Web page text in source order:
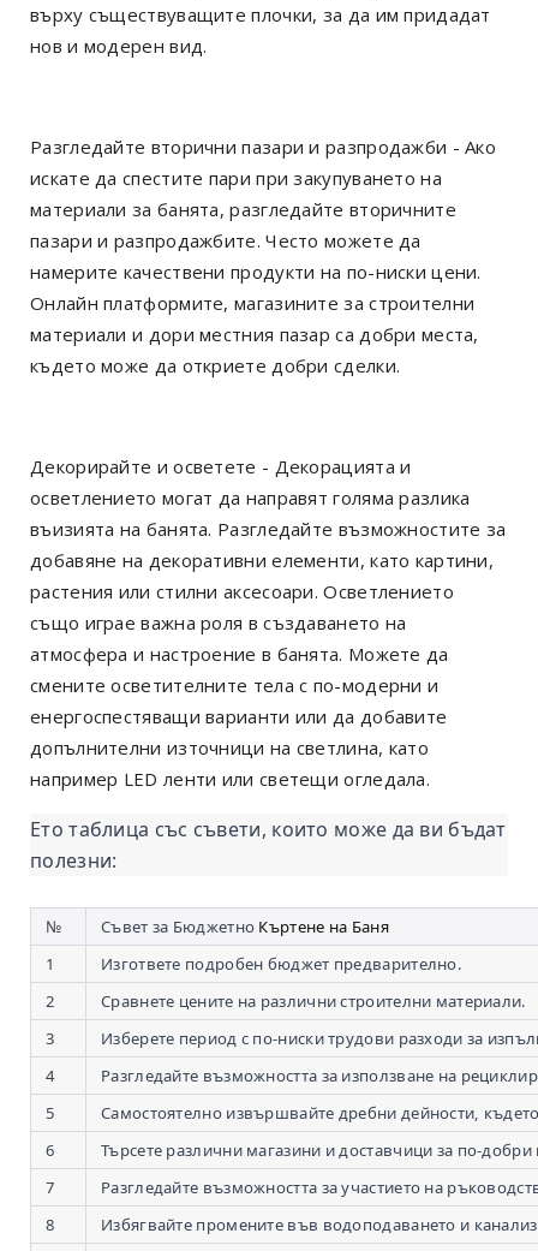
върху съществуващите плочки, за да им придадат
нов и модерен вид.
Разгледайте вторични пазари и разпродажби - Ако
искате да спестите пари при закупуването на
материали за банята, разгледайте вторичните
пазари и разпродажбите. Често можете да
намерите качествени продукти на по-ниски цени.
Онлайн платформите, магазините за строителни
материали и дори местния пазар са добри места,
където може да откриете добри сделки.
Декорирайте и осветете - Декорацията и
осветлението могат да направят голяма разлика
въизията на банята. Разгледайте възможностите за
добавяне на декоративни елементи, като картини,
растения или стилни аксесоари. Осветлението
също играе важна роля в създаването на
атмосфера и настроение в банята. Можете да
смените осветителните тела с по-модерни и
енергоспестяващи варианти или да добавите
допълнителни източници на светлина, като
например LED ленти или светещи огледала.
Ето таблица със съвети, които може да ви бъдат
полезни:
№ Съвет за Бюджетно Къртене на Баняв София
1
Изгответе подробен бюджет предварително.
2
Сравнете цените на различни строителни материали.
3
Изберете период с по-ниски трудови разходи за
4
Разгледайте възможността за използване на
5
Самостоятелно извършвайте дребни дейности,
6
Търсете различни магазини и доставчици за по-добри
7
Разгледайте възможността за участието на
8
Избягвайте промените във водоподаването и